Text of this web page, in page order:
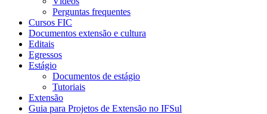
Perguntas frequentes
Cursos FIC
Documentos extensão e cultura
Editais
Egressos
Estágio
Documentos de estágio
Tutoriais
Extensão
Guia para Projetos de Extensão no IFSul